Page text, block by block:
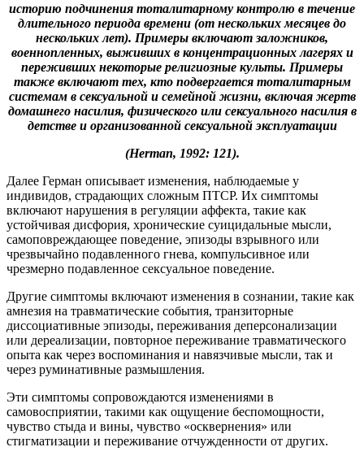
историю подчинения тоталитарному контролю в течение
длительного периода времени (от нескольких месяцев до
нескольких лет). Примеры включают заложников,
военнопленных, выживших в концентрационных лагерях и
переживших некоторые религиозные культы. Примеры
также включают тех, кто подвергается тоталитарным
системам в сексуальной и семейной жизни, включая жертв
домашнего насилия, физического или сексуального насилия в
детстве и организованной сексуальной эксплуатации
(Herman, 1992: 121).
Далее Герман описывает изменения, наблюдаемые у
индивидов, страдающих сложным ПТСР. Их симптомы
включают нарушения в регуляции аффекта, такие как
устойчивая дисфория, хронические суицидальные мысли,
самоповреждающее поведение, эпизоды взрывного или
чрезвычайно подавленного гнева, компульсивное или
чрезмерно подавленное сексуальное поведение.
Другие симптомы включают изменения в сознании, такие как
амнезия на травматические события, транзиторные
диссоциативные эпизоды, переживания деперсонализации
или дереализации, повторное переживание травматического
опыта как через воспоминания и навязчивые мысли, так и
через руминативные размышления.
Эти симптомы сопровождаются изменениями в
самовосприятии, такими как ощущение беспомощности,
чувство стыда и вины, чувство «осквернения» или
стигматизации и переживание отчужденности от других.